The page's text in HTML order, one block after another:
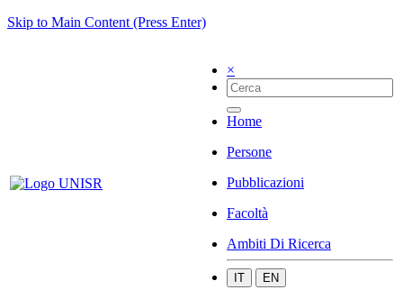
Skip to Main Content (Press Enter)
×
Home
Persone
Pubblicazioni
Facoltà
Ambiti Di Ricerca
IT EN